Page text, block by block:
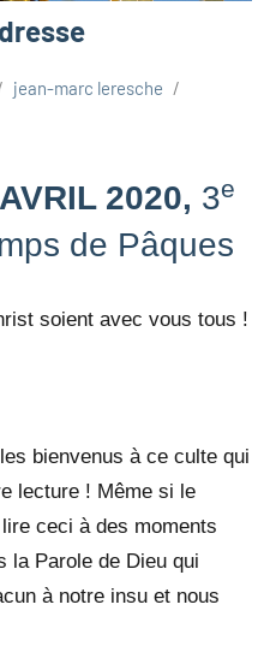
jean-marc leresche
2020, 3e
de Pâques
soient avec vous tous !
bienvenus à ce culte qui
lecture ! Même si le
ceci à des moments
la Parole de Dieu qui
à notre insu et nous